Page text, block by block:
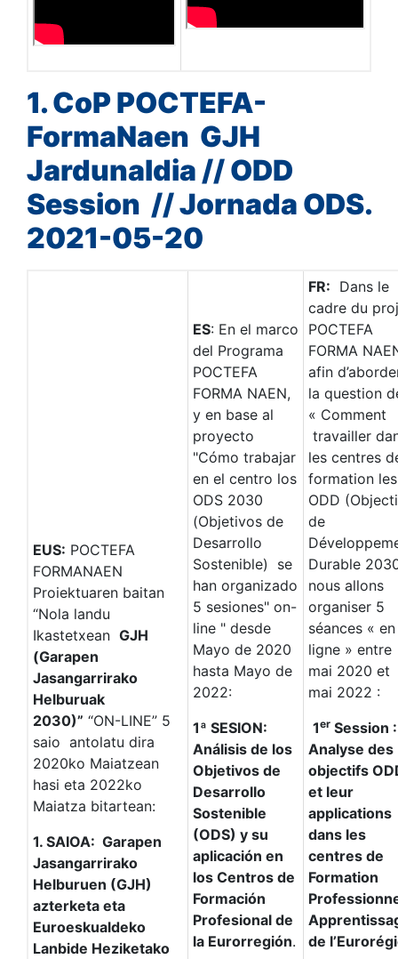
1. CoP POCTEFA-
FormaNaen GJH
Jardunaldia // ODD
Session // Jornada ODS.
2021-05-20
EUS: POCTEFA
FORMANAEN
Proiektuaren baitan
“Nola landu
Ikastetxean GJH
(Garapen
Jasangarrirako
Helburuak
2030)” “ON-LINE” 5
saio antolatu dira
2020ko Maiatzean
hasi eta 2022ko
Maiatza bitartean:
1. SAIOA: Garapen
Jasangarrirako
Helburuen (GJH)
azterketa eta
Euroeskualdeko
Lanbide Heziketako
ES: En el marco
del Programa
POCTEFA
FORMA NAEN,
y en base al
proyecto
"Cómo trabajar
en el centro los
ODS 2030
(Objetivos de
Desarrollo
Sostenible) se
han organizado
5 sesiones" on-
line " desde
Mayo de 2020
hasta Mayo de
2022:
1ª SESION:
Análisis de los
Objetivos de
Desarrollo
Sostenible
(ODS) y su
aplicación en
los Centros de
Formación
Profesional de
la Eurorregión.
FR: Dans le
cadre du
POCTEFA
FORMA
afin
la question
« Comment
travailler
les centres
formation les
ODD
de
Durable
nous allons
organiser 5
séances « en
ligne » entre
mai 2020 et
mai 2022 :
1er Session :
Analyse des
objectifs
et leur
applications
dans les
centres de
Formation
de